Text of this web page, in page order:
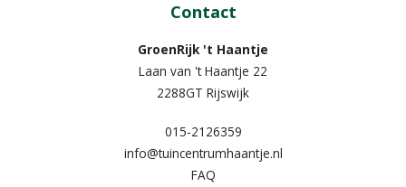
Contact
GroenRijk 't Haantje
Laan van 't Haantje 22
2288GT Rijswijk
015-2126359
info@tuincentrumhaantje.nl
FAQ